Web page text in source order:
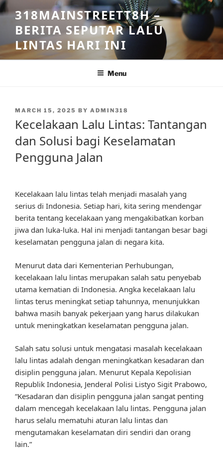
Skip
to
content
318MAINSTREETT8H –
BERITA SEPUTAR LALU
LINTAS HARI INI
Menu
POSTED
MARCH 15, 2025 BY ADMIN318
Kecelakaan Lalu Lintas: Tantangan
dan Solusi bagi Keselamatan
Pengguna Jalan
Kecelakaan lalu lintas telah menjadi masalah yang
serius di Indonesia. Setiap hari, kita sering mendengar
berita tentang kecelakaan yang mengakibatkan korban
jiwa dan luka-luka. Hal ini menjadi tantangan besar bagi
keselamatan pengguna jalan di negara kita.
Menurut data dari Kementerian Perhubungan,
kecelakaan lalu lintas merupakan salah satu penyebab
utama kematian di Indonesia. Angka kecelakaan lalu
lintas terus meningkat setiap tahunnya, menunjukkan
bahwa masih banyak pekerjaan yang harus dilakukan
untuk meningkatkan keselamatan pengguna jalan.
Salah satu solusi untuk mengatasi masalah kecelakaan
lalu lintas adalah dengan meningkatkan kesadaran dan
disiplin pengguna jalan. Menurut Kepala Kepolisian
Republik Indonesia, Jenderal Polisi Listyo Sigit Prabowo,
“Kesadaran dan disiplin pengguna jalan sangat penting
dalam mencegah kecelakaan lalu lintas. Pengguna jalan
harus selalu mematuhi aturan lalu lintas dan
mengutamakan keselamatan diri sendiri dan orang
lain.”